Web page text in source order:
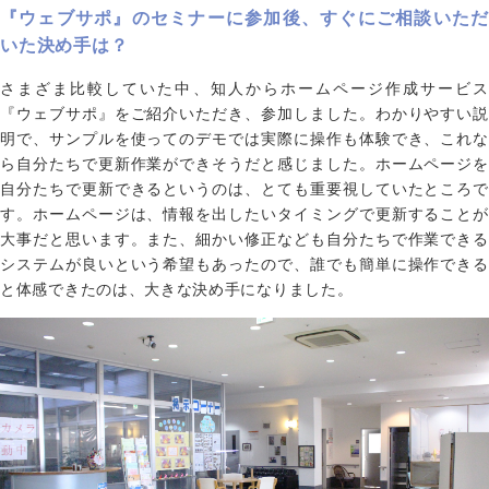
『ウェブサポ』のセミナーに参加後、すぐにご相談いただ
いた決め手は？
さまざま比較していた中、知人からホームページ作成サービス
『ウェブサポ』をご紹介いただき、参加しました。わかりやすい説
明で、サンプルを使ってのデモでは実際に操作も体験でき、これな
ら自分たちで更新作業ができそうだと感じました。ホームページを
自分たちで更新できるというのは、とても重要視していたところで
す。ホームページは、情報を出したいタイミングで更新することが
大事だと思います。また、細かい修正なども自分たちで作業できる
システムが良いという希望もあったので、誰でも簡単に操作できる
と体感できたのは、大きな決め手になりました。